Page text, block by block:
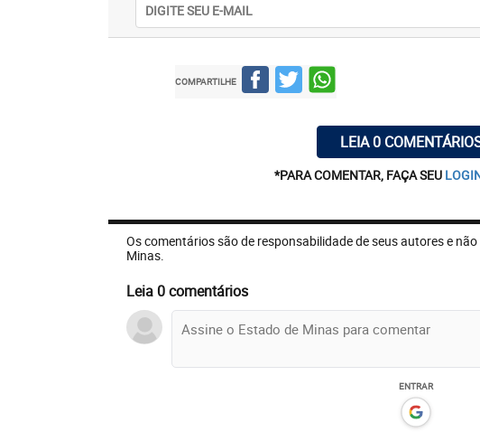
COMPARTILHE
LEIA 0
*PARA COMENTAR, FAÇA SEU
Os comentários são de responsabilidade de seus autores e
Minas.
Leia 0 comentários
ENTRAR